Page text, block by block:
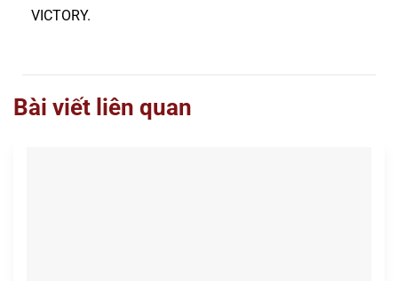
VICTORY.
Bài viết liên quan